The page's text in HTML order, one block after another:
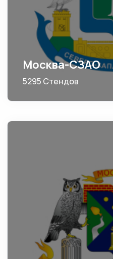
Москва-СЗАО
5295 Стендов